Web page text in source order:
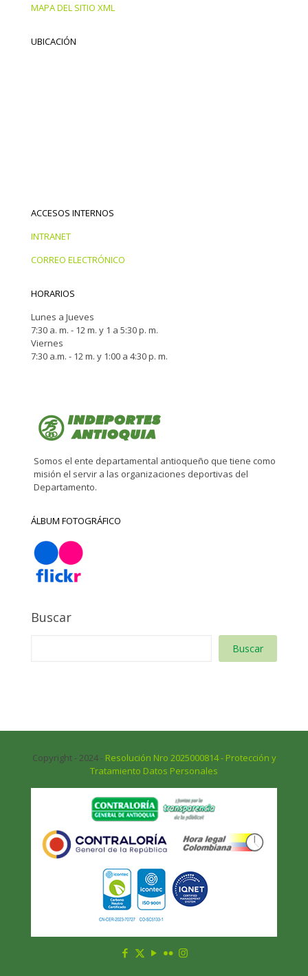
MAPA DEL SITIO XML
UBICACIÓN
ACCESOS INTERNOS
INTRANET
CORREO ELECTRÓNICO
HORARIOS
Lunes a Jueves
7:30 a. m. - 12 m. y 1 a 5:30 p. m.
Viernes
7:30 a.m. - 12 m. y 1:00 a 4:30 p. m.
Somos el ente departamental antioqueño que tiene como
misión el servir a las organizaciones deportivas del
Departamento.
ÁLBUM FOTOGRÁFICO
Buscar
Buscar
Copyright - 2024 - Resolución Nro 2025000814 - Protección y
Tratamiento Datos Personales